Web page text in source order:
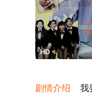
HD
剧情介绍 我